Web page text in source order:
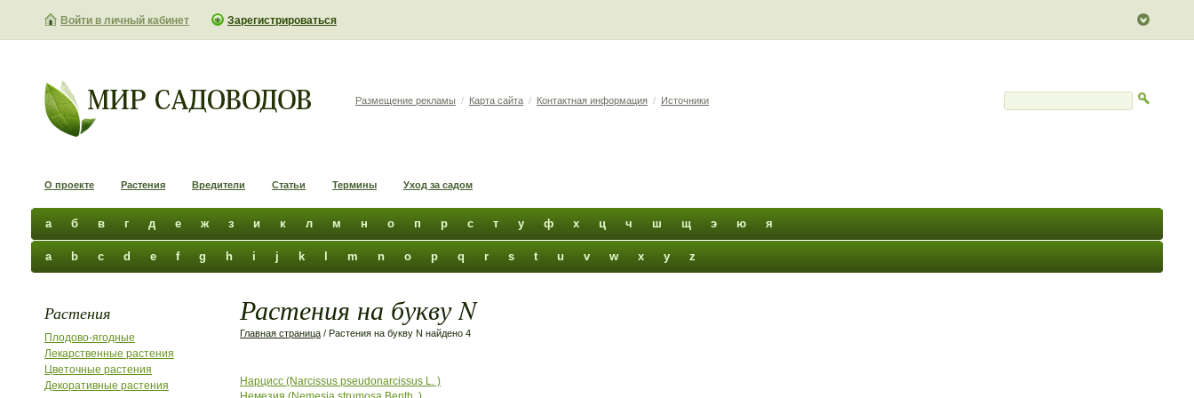
Войти в личный кабинет Зарегистрироваться
Размещение рекламы / Карта сайта / Контактная информация / Источники
О проекте Растения Вредители Статьи Термины Уход за садом
а б в г д е ж з и к л м н о п р с т у ф х ц ч ш щ э ю я
a b c d e f g h i j k m n o p q r s t u v w x y z
Растения
Плодово-ягодные
Лекарственные растения
Цветочные растения
Декоративные растения
Растения на букву N
Главная страница / Растения на букву N найдено 4
Нарцисс (Narcissus pseudonarcissus L. )